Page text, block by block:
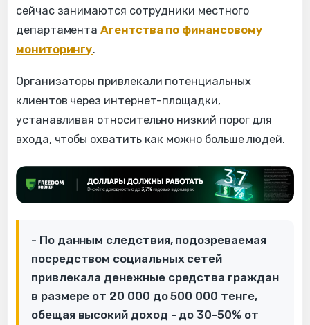
сейчас занимаются сотрудники местного
департаментаАгентства по финансовому
мониторингу.
Организаторы привлекали потенциальных
клиентов через интернет-площадки,
устанавливая относительно низкий порог для
входа, чтобы охватить как можно больше людей.
- По данным следствия, подозреваемая
посредством социальных сетей
привлекала денежные средства граждан
в размере от 20 000 до 500 000 тенге,
обещая высокий доход - до 30-50% от